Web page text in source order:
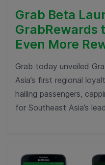
Grab Beta
GrabRewards
Even More
Grab today unveiled
Asia’s first regional
hailing passengers,
for Southeast Asia’s